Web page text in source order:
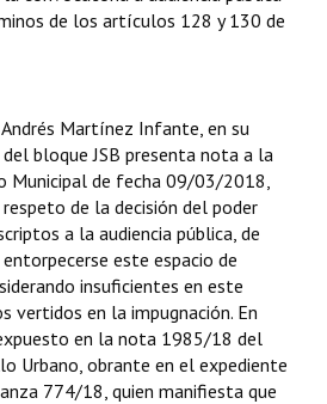
de los artículos 128 y 130 de
Martínez Infante, en su
bloque JSB presenta nota a la
Municipal de fecha 09/03/2018,
de la decisión del poder
a la audiencia pública, de
este espacio de
insuficientes en este
vertidos en la impugnación. En
en la nota 1985/18 del
Urbano, obrante en el expediente
774/18, quien manifiesta que